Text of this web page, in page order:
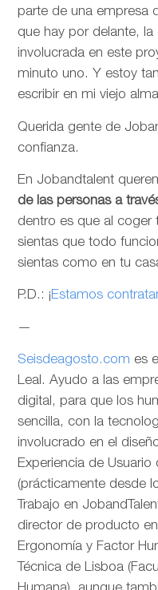
parte de una empresa
que hay por delante,
involucrada en este
minuto uno. Y estoy
escribir en mi viejo
Querida gente de
confianza.
En Jobandtalent
de las personas a
dentro es que al coger
sientas que todo
sientas como en tu
P.D.: ¡Estamos
—
Seisdeagosto.com es
Leal. Ayudo a las
digital, para que los
sencilla, con la
involucrado en el
Experiencia de
(prácticamente desde
Trabajo en
director de producto
Ergonomía y Factor
Técnica de Lisboa